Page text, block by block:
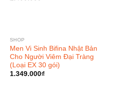
SHOP
Men Vi Sinh Bifina Nhật Bản
Cho Người Viêm Đại Tràng
(Loại EX 30 gói)
1.349.000₫